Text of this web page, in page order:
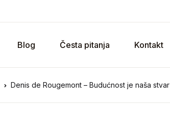
Blog Česta pitanja Kontakt
Denis de Rougemont – Budućnost je naša stvar